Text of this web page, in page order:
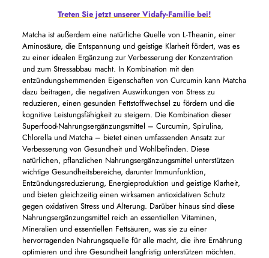
Treten Sie jetzt unserer Vidafy-Familie bei!
Matcha ist außerdem eine natürliche Quelle von L-Theanin, einer
Aminosäure, die Entspannung und geistige Klarheit fördert, was es
zu einer idealen Ergänzung zur Verbesserung der Konzentration
und zum Stressabbau macht. In Kombination mit den
entzündungshemmenden Eigenschaften von Curcumin kann Matcha
dazu beitragen, die negativen Auswirkungen von Stress zu
reduzieren, einen gesunden Fettstoffwechsel zu fördern und die
kognitive Leistungsfähigkeit zu steigern. Die Kombination dieser
Superfood-Nahrungsergänzungsmittel – Curcumin, Spirulina,
Chlorella und Matcha – bietet einen umfassenden Ansatz zur
Verbesserung von Gesundheit und Wohlbefinden. Diese
natürlichen, pflanzlichen Nahrungsergänzungsmittel unterstützen
wichtige Gesundheitsbereiche, darunter Immunfunktion,
Entzündungsreduzierung, Energieproduktion und geistige Klarheit,
und bieten gleichzeitig einen wirksamen antioxidativen Schutz
gegen oxidativen Stress und Alterung. Darüber hinaus sind diese
Nahrungsergänzungsmittel reich an essentiellen Vitaminen,
Mineralien und essentiellen Fettsäuren, was sie zu einer
hervorragenden Nahrungsquelle für alle macht, die ihre Ernährung
optimieren und ihre Gesundheit langfristig unterstützen möchten.